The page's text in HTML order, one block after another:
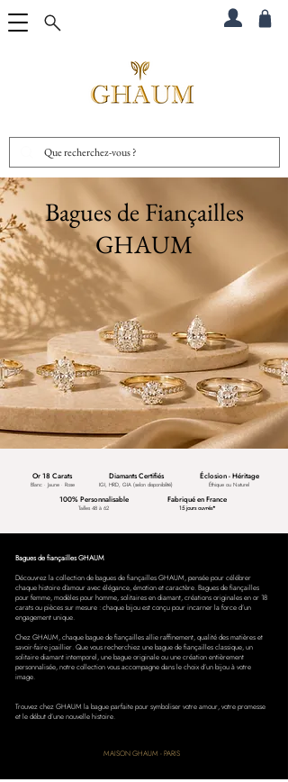
Bagues de Fiançailles
GHAUM
Or 18 Carats
Blanc · Jaune · Rose
Diamants Certifiés
IGI, HRD, GIA (selon disponibilité)
Éclosion - Héritage
Éthique ou Naturel
100% Personnalisable
Tailles 48 à 62
Fabriqué en France
15 jours ouvrés*
Bagues de fiançailles GHAUM
Découvrez la collection de bagues de fiançailles GHAUM, pensée pour célébrer
chaque histoire d’amour avec élégance, émotion et caractère. Bagues de fiançailles
pour femme, modèles pour homme, solitaires en diamant, créations originales en or 18
carats ou pièces sur mesure : chaque bijou est conçu pour incarner la force d’un
engagement unique.
Chez GHAUM, chaque bague de fiançailles allie raffinement, qualité des matières et
savoir-faire joaillier. Que vous recherchiez une bague de fiançailles classique, un
solitaire diamant intemporel, une bague originale ou une création entièrement
personnalisée, notre collection vous accompagne dans le choix d’un bijou à votre
image.
Trouvez chez GHAUM la bague parfaite pour symboliser votre amour, votre promesse
et le début d’une nouvelle histoire.
MAISON GHAUM - PARIS